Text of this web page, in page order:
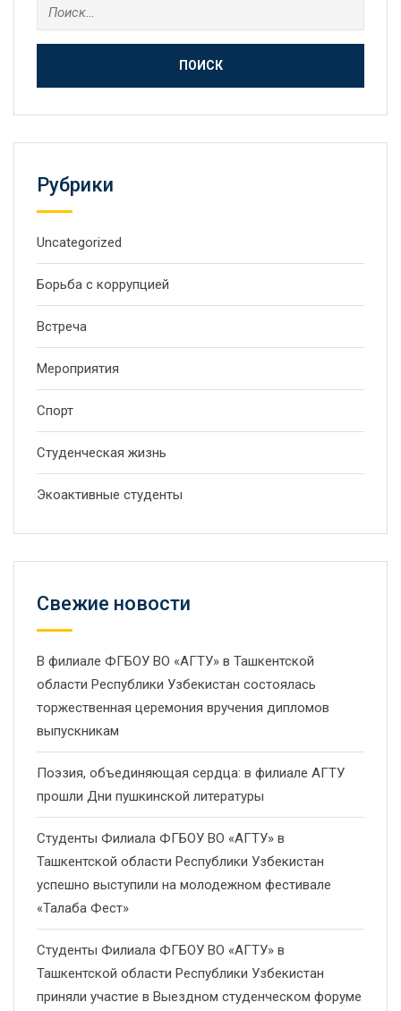
Рубрики
Uncategorized
Борьба с коррупцией
Встреча
Мероприятия
Спорт
Студенческая жизнь
Экоактивные студенты
Свежие новости
В филиале ФГБОУ ВО «АГТУ» в Ташкентской
области Республики Узбекистан состоялась
торжественная церемония вручения дипломов
выпускникам
Поэзия, объединяющая сердца: в филиале АГТУ
прошли Дни пушкинской литературы
Студенты Филиала ФГБОУ ВО «АГТУ» в
Ташкентской области Республики Узбекистан
успешно выступили на молодежном фестивале
«Талаба Фест»
Студенты Филиала ФГБОУ ВО «АГТУ» в
Ташкентской области Республики Узбекистан
приняли участие в Выездном студенческом форуме